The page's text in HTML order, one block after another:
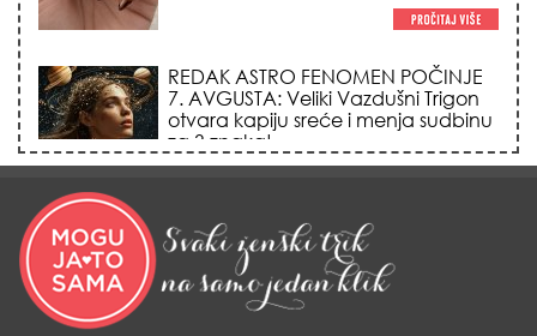
LJUDI U SRBIJI MASOVNO KUPUJU
OVO ČUDO OD 200 DINARA: Trik sa
peškirom i ledom koji rashlađuje stan
na +35 za 10 minuta (BEZ KLIME)!
DATUMI KOJI MENJAJU SUDBINU:
Ošišajte se OVIH dana u mesecu
ako želite da vam kosa raste kao iz
vode i privučete novu ljubav!